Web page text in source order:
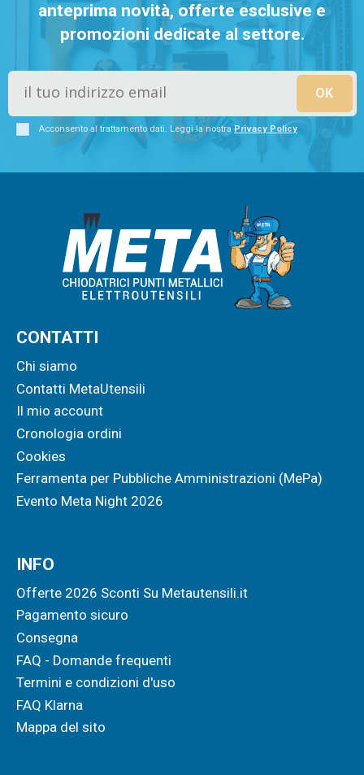
anteprima novità, offerte esclusive e
promozioni dedicate al settore.
Acconsento al trattamento dati. Leggi la nostraPrivacy Policy
CONTATTI
Chi siamo
Contatti MetaUtensili
Il mio account
Cronologia ordini
Cookies
Ferramenta per Pubbliche Amministrazioni (MePa)
Evento Meta Night 2026
INFO
Offerte 2026 Sconti Su Metautensili.it
Pagamento sicuro
Consegna
FAQ - Domande frequenti
Termini e condizioni d'uso
FAQ Klarna
Mappa del sito